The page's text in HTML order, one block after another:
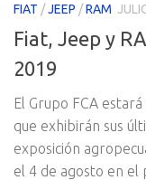
FIAT /JEEP /RAM
Fiat, Jeep y
2019
El Grupo FCA
que exhibirán sus
exposición
el 4 de agosto en el